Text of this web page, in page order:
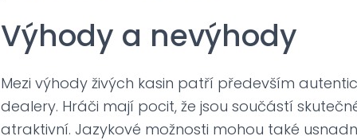
Výhody a nevýhody
Mezi výhody živých kasin patří především
dealery. Hráči mají pocit, že jsou součástí
atraktivní. Jazykové možnosti mohou také